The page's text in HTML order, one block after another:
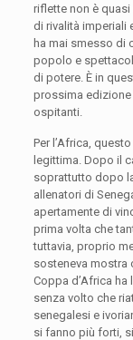
riflette non è
di rivalità imperiali
ha mai smesso di
popolo e
di potere. È in
prossima edizione
ospitanti.
Per l’Africa,
legittima. Dopo il
soprattutto dopo
allenatori di
apertamente di
prima volta che
tuttavia, proprio
sosteneva mostra
Coppa d’Africa
senza volto che
senegalesi e
si fanno più forti,